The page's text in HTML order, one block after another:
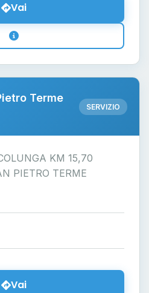
Vai
Terme
SERVIZIO
KM 15,70
PIETRO TERME
Vai